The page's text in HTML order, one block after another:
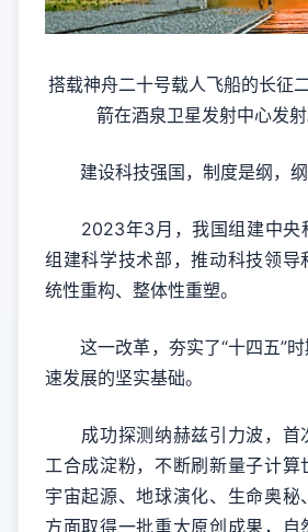
搭载神舟二十号载人飞船的长征
箭在酒泉卫星发射中心发
建设科技强国，制度是纲，纲
2023年3月，我国组建中央
组建科学技术部，推动科技领导
统性重构、整体性重塑。
这一改革，夯实了“十四五”时
速发展的坚实基础。
成功探测纳赫兹引力波，首
工合成淀粉，不断刷新量子计算
宇宙起源、地球演化、生命奥秘
方面取得一批重大原创成果，自